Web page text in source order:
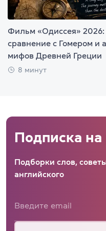
Фильм «Одиссея» 2026:
сравнение с Гомером и
мифов Древней Греции
8 минут
Подписка на
Подборки слов,
английского